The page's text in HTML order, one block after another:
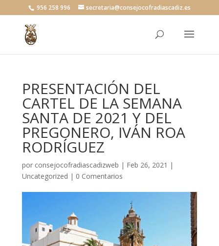
956 258 996 secretaria@consejocofradiascadiz.es
PRESENTACIÓN DEL
CARTEL DE LA SEMANA
SANTA DE 2021 Y DEL
PREGONERO, IVÁN ROA
RODRÍGUEZ
por consejocofradiascadizweb | Feb 26, 2021 |
Uncategorized | 0 Comentarios